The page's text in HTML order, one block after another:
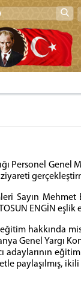
Personel Genel
ziyareti
Sayın Mehmet
ENGİN eşlik
hakkında
Genel Yargı
adaylarının
paylaşılmış,